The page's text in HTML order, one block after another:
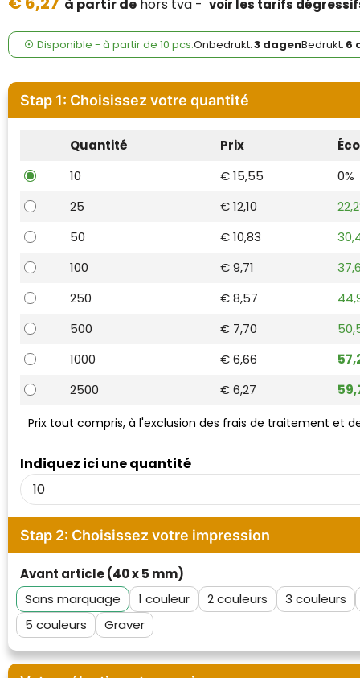
Fresh 'n Rebel
GolfOriginals
James Harvest
Kingcap
MyKit
Ocean Bottle
Parker
à partir dehors tva - voir les tarifs
Disponible - à partir de 10 pcs.Onbedrukt:3 dagenBedrukt: 6
Stap 1: Choisissez votre quantité
Quantité Prix
10
€ 15,55
0%
25
€ 12,10
50
€ 10,83
100
€ 9,71
250
€ 8,57
500
€ 7,70
1000
€ 6,66
2500
€ 6,27
Indiquez ici une quantité
Prix tout compris, à l'exclusion des frais de traitement et
Stap 2: Choisissez votre impression
Avant article (40 x 5 mm)
Sans marquage
1 2
3
5
Graver